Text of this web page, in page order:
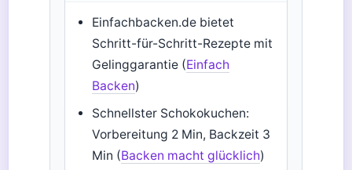
Einfachbacken.de bietet
Schritt-für-Schritt-Rezepte mit
Gelinggarantie (Einfach
Backen)
Schnellster Schokokuchen:
Vorbereitung 2 Min, Backzeit 3
Min (Backen macht glücklich)